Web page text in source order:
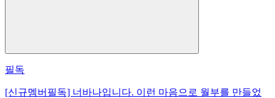
필독
[신규멤버필독] 너바나입니다. 이런 마음으로 월부를 만들었